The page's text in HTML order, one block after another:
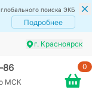
поиска ЭКБ
Подробнее
г. Красноярск
86
МСК
0